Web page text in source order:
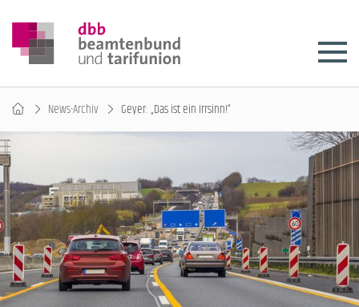
News-Archiv Geyer: „Das ist ein Irrsinn!“